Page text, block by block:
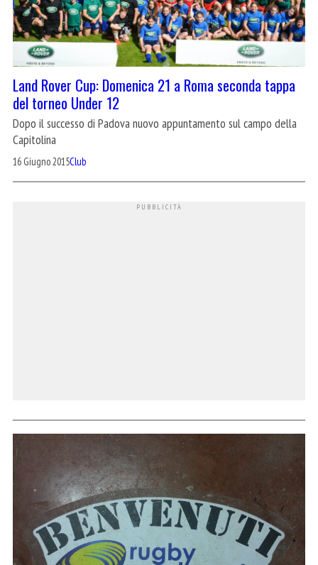
Land Rover Cup: Domenica 21 a Roma seconda tappa
del torneo Under 12
Dopo il successo di Padova nuovo appuntamento sul campo della
Capitolina
16 Giugno 2015Club